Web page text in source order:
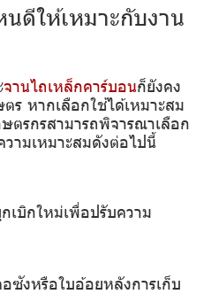
ดีให้เหมาะกับงาน
จานไถเหล็กคาร์บอนก็ยังคง
ร หากเลือกใช้ได้เหมาะสม
ตรกรสามารถพิจารณาเลือก
ามเหมาะสมดังต่อไปนี้
บิกใหม่เพื่อปรับความ
งหรือใบอ้อยหลังการเก็บ